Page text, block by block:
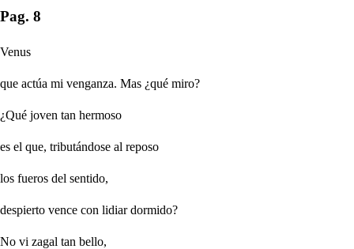
Pag. 8
Venus
que actúa mi venganza. Mas ¿qué miro?
¿Qué joven tan hermoso
es el que, tributándose al reposo
los fueros del sentido,
despierto vence con lidiar dormido?
No vi zagal tan bello,